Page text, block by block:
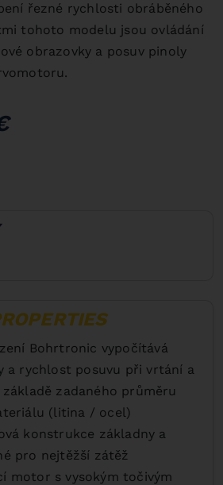
řezné rychlosti obráběného
tohoto modelu jsou ovládání
obrazovky a posuv pinoly
Bohrtronic vypočítává
a rychlost posuvu při vrtání a
zadaného průměru
(litina / ocel)
konstrukce základny a
pro nejtěžší zátěž
motor s vysokým točivým